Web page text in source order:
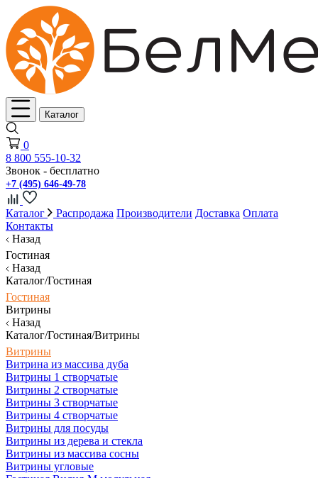
Каталог
0
8 800 555-10-32
Звонок - бесплатно
+7 (495) 646-49-78
Каталог Распродажа Производители Доставка Оплата
Контакты
Назад
Гостиная
Назад
Каталог/Гостиная
Гостиная
Витрины
Назад
Каталог/Гостиная/Витрины
Витрины
Витрина из массива дуба
Витрины 1 створчатые
Витрины 2 створчатые
Витрины 3 створчатые
Витрины 4 створчатые
Витрины для посуды
Витрины из дерева и стекла
Витрины из массива сосны
Витрины угловые